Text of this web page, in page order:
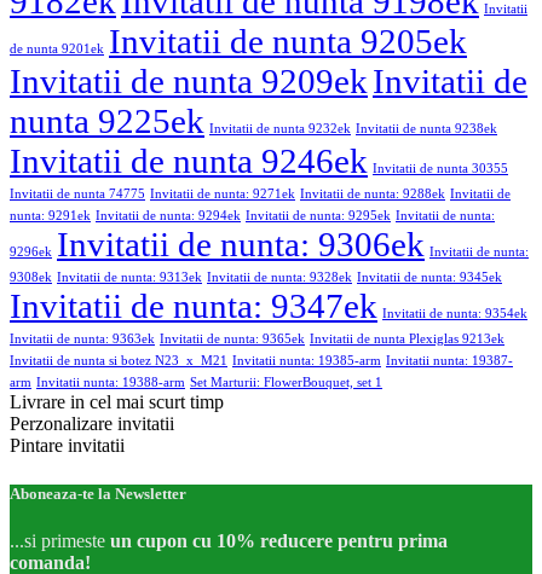
Invitatii
de nunta 9201ek Invitatii de nunta 9205ek
Invitatii de nunta 9209ekInvitatii de
nunta 9225ek Invitatii de nunta 9232ek Invitatii de nunta 9238ek
Invitatii de nunta 9246ek Invitatii de nunta 30355
Invitatii de nunta 74775 Invitatii de nunta: 9271ek Invitatii de nunta: 9288ek Invitatii de
nunta: 9291ek Invitatii de nunta: 9294ek Invitatii de nunta: 9295ek Invitatii de nunta:
9296ek Invitatii de nunta: 9306ek Invitatii de nunta:
9308ek Invitatii de nunta: 9313ek Invitatii de nunta: 9328ek Invitatii de nunta: 9345ek
Invitatii de nunta: 9347ek Invitatii de nunta: 9354ek
Invitatii de nunta: 9363ek Invitatii de nunta: 9365ek Invitatii de nunta Plexiglas 9213ek
Invitatii de nunta si botez N23_x_M21 Invitatii nunta: 19385-arm Invitatii nunta: 19387-
arm Invitatii nunta: 19388-arm Set Marturii: FlowerBouquet, set 1
Livrare in cel mai scurt timp
Perzonalizare invitatii
Pintare invitatii
Aboneaza-te la Newsletter
...si primeste un cupon cu 10% reducere pentru prima
comanda!